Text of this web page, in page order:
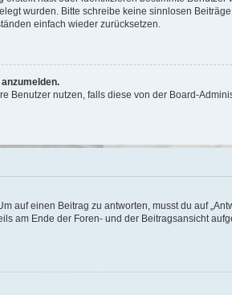
wurden. Bitte schreibe keine sinnlosen
einfach wieder zurücksetzen.
Benutzer nutzen, falls diese von der Board-
auf einen Beitrag zu antworten, musst du auf
Ende der Foren- und der Beitragsansicht